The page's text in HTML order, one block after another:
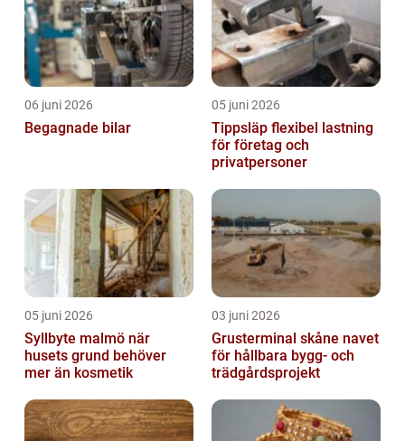
06 juni 2026
Begagnade bilar
05 juni 2026
Tippsläp flexibel lastning
för företag och
privatpersoner
05 juni 2026
Syllbyte malmö när
husets grund behöver
mer än kosmetik
03 juni 2026
Grusterminal skåne navet
för hållbara bygg- och
trädgårdsprojekt